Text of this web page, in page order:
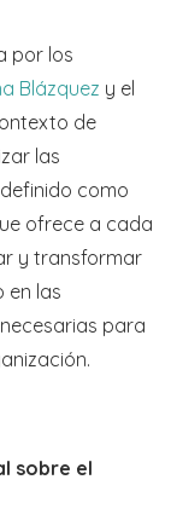
por los
Blázquez y el
de
las
como
ofrece a cada
y transformar
en las
para
sobre el